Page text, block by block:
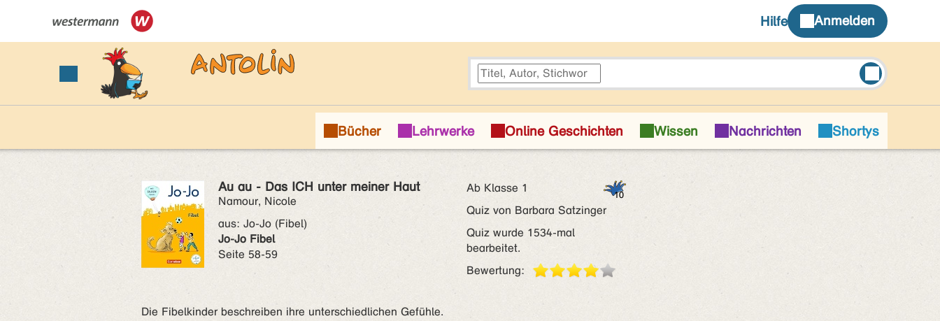
Au au - Das ICH unter meiner Haut
Namour, Nicole
aus: Jo-Jo (Fibel)
Jo-Jo Fibel
Seite 58-59
Ab Klasse 1
Quiz von Barbara Satzinger
Quiz wurde 1534-mal
bearbeitet.
Bewertung:
Die Fibelkinder beschreiben ihre unterschiedlichen Gefühle.